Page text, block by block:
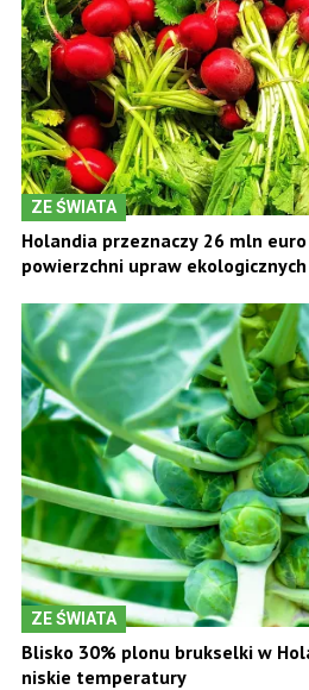
ZE ŚWIATA
Holandia przeznaczy 26 mln
powierzchni upraw
ZE ŚWIATA
Blisko 30% plonu brukselki w
niskie temperatury